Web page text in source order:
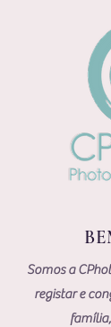
Somos a
registar e